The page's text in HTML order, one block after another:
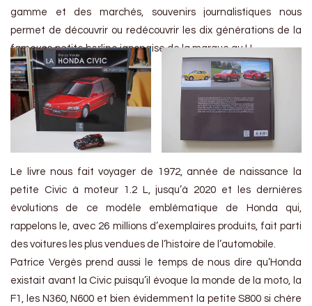
gamme et des marchés, souvenirs journalistiques nous
permet de découvrir ou redécouvrir les dix générations de la
fameuse petite berline japonaise de la marque au H.
Le livre nous fait voyager de 1972, année de naissance la
petite Civic à moteur 1.2 L, jusqu’à 2020 et les dernières
évolutions de ce modèle emblématique de Honda qui,
rappelons le, avec 26 millions d’exemplaires produits, fait parti
des voitures les plus vendues de l’histoire de l’automobile.
Patrice Vergès prend aussi le temps de nous dire qu’Honda
existait avant la Civic puisqu’il évoque la monde de la moto, la
F1, les N360, N600 et bien évidemment la petite S800 si chère